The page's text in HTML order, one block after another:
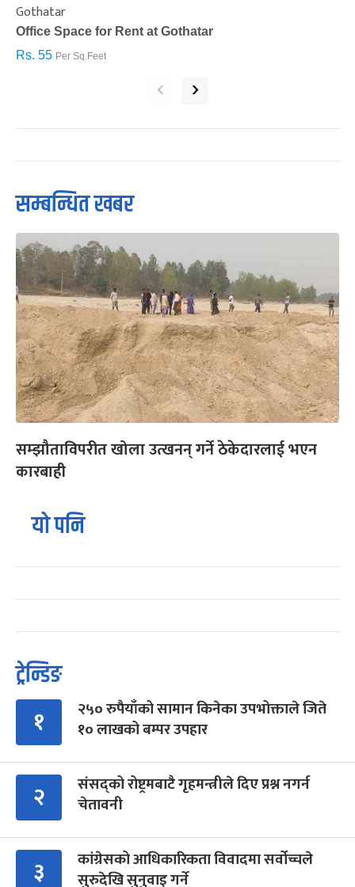
Gothatar
Office Space for Rent at Gothatar
Rs. 55 Per Sq.Feet
‹ ›
सम्बन्धित खबर
सम्झौताविपरीत खोला उत्खनन् गर्ने ठेकेदारलाई भएन
कारबाही
यो पनि
ट्रेन्डिङ
१
२५० रुपैयाँको सामान किनेका उपभोक्ताले जिते
१० लाखको बम्पर उपहार
२
संसद्को रोष्ट्रमबाटै गृहमन्त्रीले दिए प्रश्न नगर्न
चेतावनी
३
कांग्रेसको आधिकारिकता विवादमा सर्वोच्चले
सुरुदेखि सुनुवाइ गर्ने